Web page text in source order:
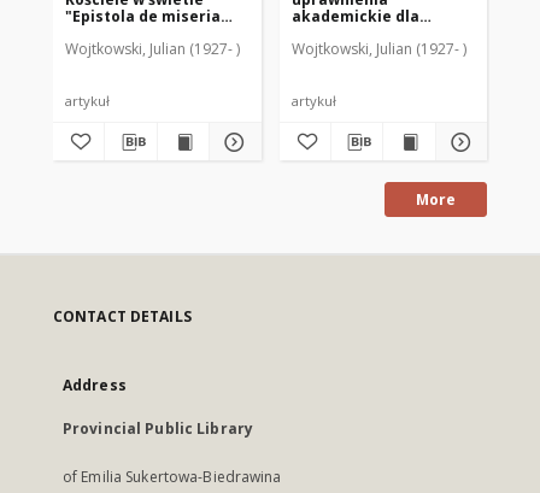
"Epistola de miseria
9366)
Wojtkowski, Julian (1927- )
artykuł
akademickie dla
wojnie światowej
Wojtkowski, Julian (1927- )
artykuł
More
CONTACT DETAILS
Address
Provincial Public Library
of Emilia Sukertowa-Biedrawina